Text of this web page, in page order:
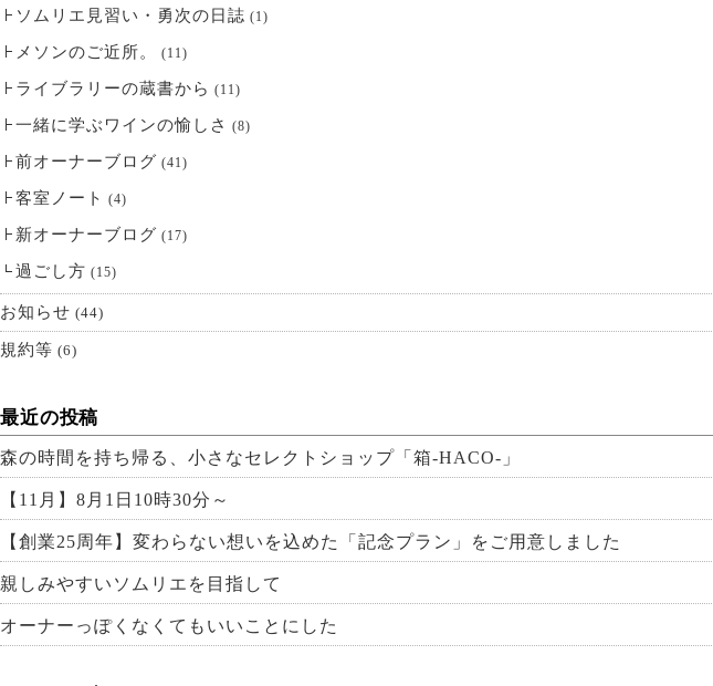
ソムリエ見習い・勇次の日誌 (1)
メソンのご近所。 (11)
ライブラリーの蔵書から (11)
一緒に学ぶワインの愉しさ (8)
前オーナーブログ (41)
客室ノート (4)
新オーナーブログ (17)
過ごし方 (15)
お知らせ (44)
規約等 (6)
最近の投稿
森の時間を持ち帰る、小さなセレクトショップ「箱-HACO-」
【11月】8月1日10時30分～
【創業25周年】変わらない想いを込めた「記念プラン」をご用意しました
親しみやすいソムリエを目指して
オーナーっぽくなくてもいいことにした